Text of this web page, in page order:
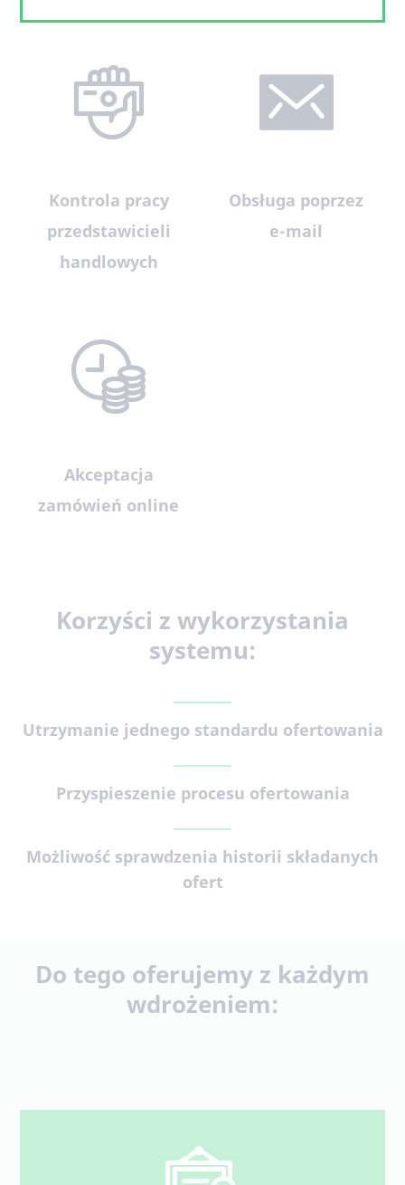
Kontrola pracy
przedstawicieli
handlowych
Obsługa poprzez
e-mail
Akceptacja
zamówień online
Korzyści z wykorzystania
systemu:
Utrzymanie jednego standardu ofertowania
Przyspieszenie procesu ofertowania
Możliwość sprawdzenia historii składanych
ofert
Do tego oferujemy z każdym
wdrożeniem: